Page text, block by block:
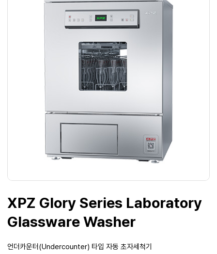
XPZ Glory Series Laboratory
Glassware Washer
언더카운터(Undercounter) 타입 자동 초자세척기